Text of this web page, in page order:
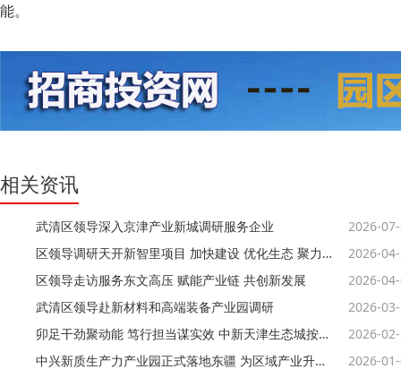
能。
相关资讯
武清区领导深入京津产业新城调研服务企业
2026-
区领导调研天开新智里项目 加快建设 优化生态 聚力打造科创承接平台
2026-
区领导走访服务东文高压 赋能产业链 共创新发展
2026-
武清区领导赴新材料和高端装备产业园调研
2026-
卯足干劲聚动能 笃行担当谋实效 中新天津生态城按下高质量发展“加速键”
2026-
中兴新质生产力产业园正式落地东疆 为区域产业升级注入强劲动能
2026-